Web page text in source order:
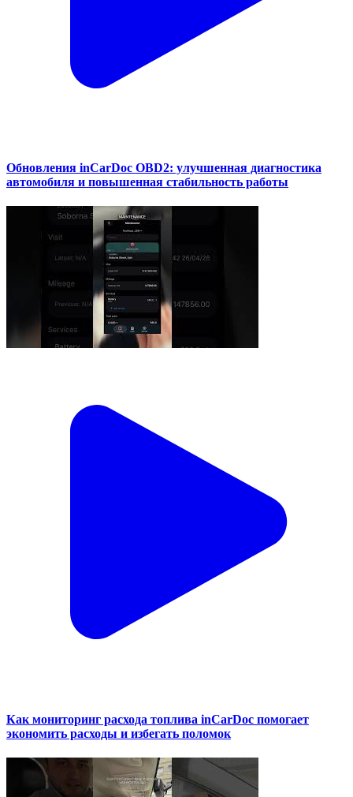
Обновления inCarDoc OBD2: улучшенная диагностика
автомобиля и повышенная стабильность работы
Как мониторинг расхода топлива inCarDoc помогает
экономить расходы и избегать поломок